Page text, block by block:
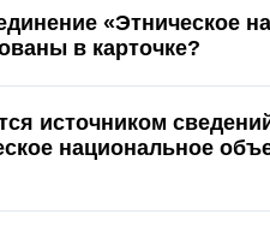
«Этническое
в карточке?
источником
национальное